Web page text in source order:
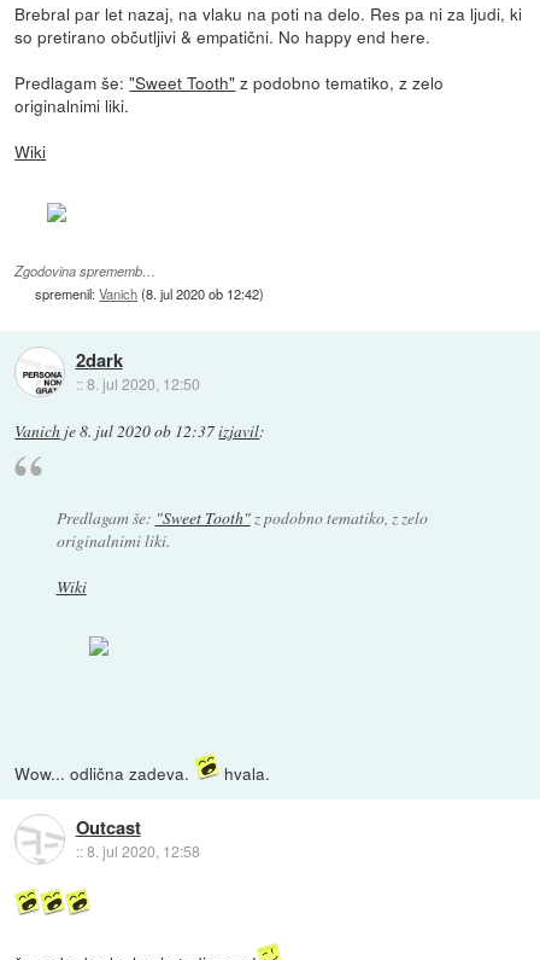
Brebral par let nazaj, na vlaku na poti na delo. Res pa ni za ljudi, ki
so pretirano občutljivi & empatični. No happy end here.
Predlagam še:"Sweet Tooth" z podobno tematiko, z zelo
originalnimi liki.
Wiki
Zgodovina sprememb…
spremenil:Vanich(8. jul 2020 ob 12:42)
2dark
::8. jul 2020, 12:50
Vanich je8. jul 2020 ob 12:37izjavil:
Predlagam še: "Sweet Tooth"z podobno tematiko, z zelo
originalnimi liki.
Wiki
Wow... odlična zadeva. hvala.
Outcast
::8. jul 2020, 12:58